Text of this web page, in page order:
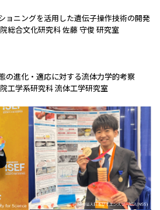
ョニングを活用した遺伝子操作技術の開発
総合文化研究科 佐藤 守俊 研究室
の進化・適応に対する流体力学的考察
工学系研究科 流体工学研究室